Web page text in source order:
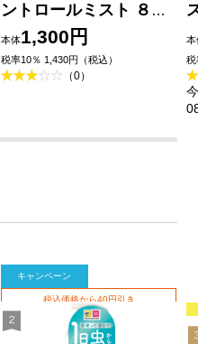
ントロールミスト ８０
ｍｌ マンダム (医薬部外
品)
本体1,300円
税率10％ 1,430円（税込）
（0）
本
税
キャンペーン
税込価格から40円引き